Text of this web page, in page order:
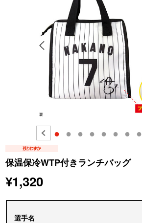
● ● ● ● ● ● ● ●
保温保冷WTP付きランチバッグ
¥1,320
選手名